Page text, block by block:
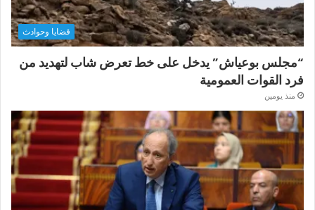
قضايا وحوادث
“مجلس بوعياش” يدخل على خط تعرض شاب لتهديد من
فرد القوات العمومية
منذ يومين